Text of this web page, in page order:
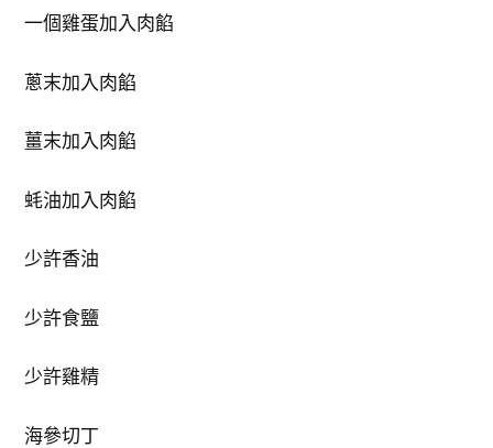
一個雞蛋加入肉餡
蔥末加入肉餡
薑末加入肉餡
蚝油加入肉餡
少許香油
少許食鹽
少許雞精
海參切丁